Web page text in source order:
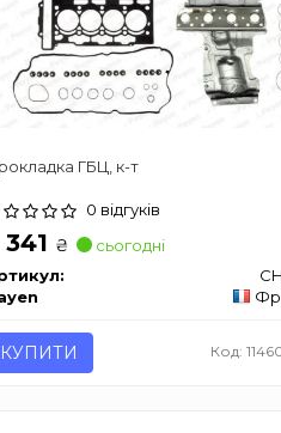
ГБЦ, к-т
0 відгуків
341 ₴
сьогодні
КУПИТИ Код: